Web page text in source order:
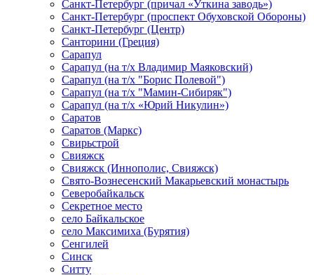
Санкт-Петербург (причал «Уткина заводь»)
Санкт-Петербург (проспект Обуховской Обороны)
Санкт-Петербург (Центр)
Санторини (Греция)
Сарапул
Сарапул (на т/х Владимир Маяковский)
Сарапул (на т/х "Борис Полевой")
Сарапул (на т/х "Мамин-Сибиряк")
Сарапул (на т/х «Юрий Никулин»)
Саратов
Саратов (Маркс)
Свирьстрой
Свияжск
Свияжск (Иннополис, Свияжск)
Свято-Вознесенский Макарьевский монастырь
Северобайкальск
Секретное место
село Байкальское
село Максимиха (Бурятия)
Сенгилей
Синск
Ситту